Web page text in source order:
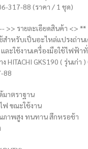
317-88 (ราคา / 1 ชุด)
ายละเอียดสินค้า <> **
สำหรับเป็นอะไหล่แปรงถ่าน
และใช้งานเครื่องมือใช้ไฟฟ้า
GKS190 ( รุ่นเก่า )
88
มาตราฐาน
ฟ ขณะใช้งาน
าพสูง ทนทาน สึกหรอช้า